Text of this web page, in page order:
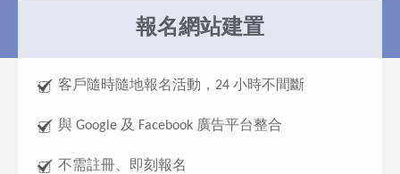
報名網站建置
客戶隨時隨地報名活動，24 小時不間斷
與 Google 及 Facebook 廣告平台整合
不需註冊、即刻報名